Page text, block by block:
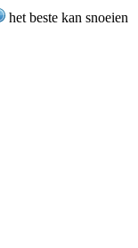
het beste kan snoeien